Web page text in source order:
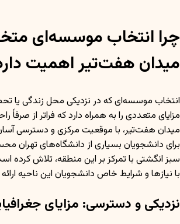
چرا انتخاب موسسه‌ای
میدان هفت‌تیر اهمیت
انتخاب موسسه‌ای که در نزدیکی محل زندگی یا
مزایای متعددی را به همراه دارد که فراتر از صرفاً
میدان هفت‌تیر، با موقعیت مرکزی و دسترسی
برای دانشجویان بسیاری از دانشگاه‌های
سبز انگشتی با تمرکز بر این منطقه، تلاش کرده
با نیازها و شرایط خاص دانشجویان این ناحیه
نزدیکی و دسترسی: مزایای